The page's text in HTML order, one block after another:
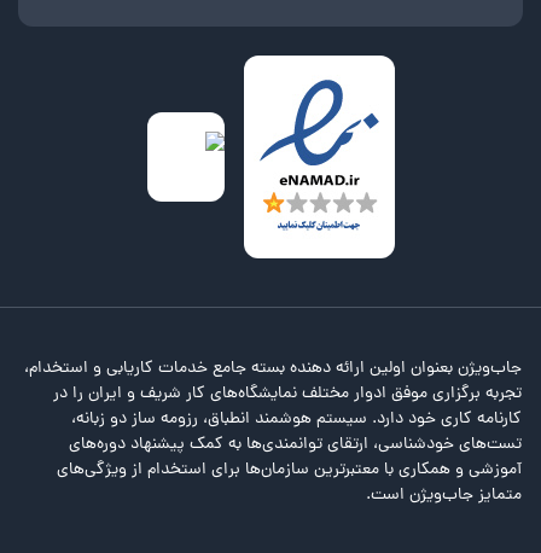
جاب‌ویژن بعنوان اولین ارائه دهنده بسته جامع خدمات کاریابی و استخدام،
تجربه برگزاری موفق ادوار مختلف نمایشگاه‌های کار شریف و ایران را در
کارنامه کاری خود دارد. سیستم هوشمند انطباق، رزومه ساز دو زبانه،
تست‌های خودشناسی، ارتقای توانمندی‌ها به کمک پیشنهاد دوره‌های
آموزشی و همکاری با معتبرترین سازمان‌ها برای استخدام از ویژگی‌های
متمایز جاب‌ویژن است.